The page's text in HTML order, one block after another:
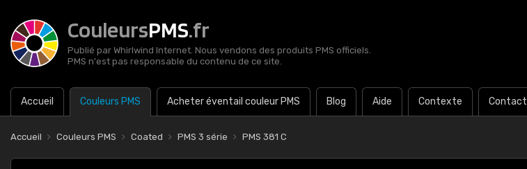
CouleursPMS.fr
Publié par Whirlwind Internet. Nous vendons des produits PMS officiels.
PMS n'est pas responsable du contenu de ce site.
Accueil Couleurs PMS Acheter éventail couleur PMS Blog Aide Contexte Contact
Accueil Couleurs PMS Coated PMS 3 série PMS 381 C